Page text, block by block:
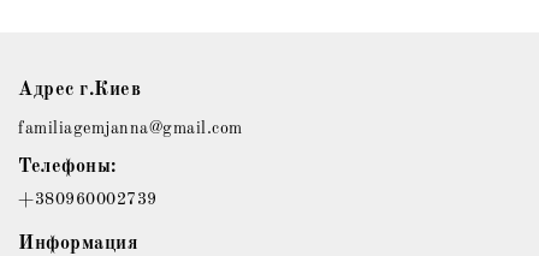
Адрес г.Киев
familiagemjanna@gmail.com
Телефоны:
+380960002739
Информация